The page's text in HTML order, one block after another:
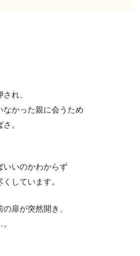
れ、
なかった親に会うため
。
いいのかわからず
しています。
扉が突然開き、